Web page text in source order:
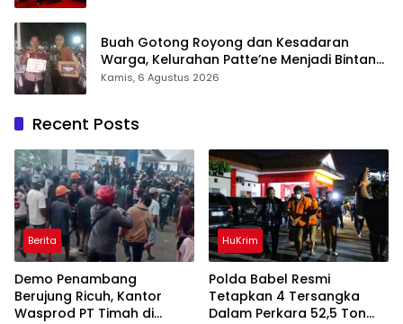
Buah Gotong Royong dan Kesadaran
Warga, Kelurahan Patte’ne Menjadi Bintang
Takalar Award 2026
Kamis, 6 Agustus 2026
Recent Posts
Berita
Demo Penambang
Berujung Ricuh, Kantor
Wasprod PT Timah di
HuKrim
Polda Babel Resmi
Tetapkan 4 Tersangka
Dalam Perkara 52,5 Ton